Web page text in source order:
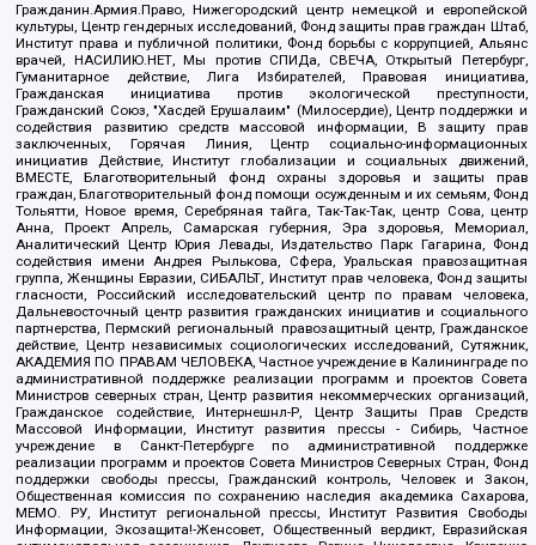
Гражданин.Армия.Право, Нижегородский центр немецкой и европейской
культуры, Центр гендерных исследований, Фонд защиты прав граждан Штаб,
Институт права и публичной политики, Фонд борьбы с коррупцией, Альянс
врачей, НАСИЛИЮ.НЕТ, Мы против СПИДа, СВЕЧА, Открытый Петербург,
Гуманитарное действие, Лига Избирателей, Правовая инициатива,
Гражданская инициатива против экологической преступности,
Гражданский Союз, "Хасдей Ерушалаим" (Милосердие), Центр поддержки и
содействия развитию средств массовой информации, В защиту прав
заключенных, Горячая Линия, Центр социально-информационных
инициатив Действие, Институт глобализации и социальных движений,
ВМЕСТЕ, Благотворительный фонд охраны здоровья и защиты прав
граждан, Благотворительный фонд помощи осужденным и их семьям, Фонд
Тольятти, Новое время, Серебряная тайга, Так-Так-Так, центр Сова, центр
Анна, Проект Апрель, Самарская губерния, Эра здоровья, Мемориал,
Аналитический Центр Юрия Левады, Издательство Парк Гагарина, Фонд
содействия имени Андрея Рылькова, Сфера, Уральская правозащитная
группа, Женщины Евразии, СИБАЛЬТ, Институт прав человека, Фонд защиты
гласности, Российский исследовательский центр по правам человека,
Дальневосточный центр развития гражданских инициатив и социального
партнерства, Пермский региональный правозащитный центр, Гражданское
действие, Центр независимых социологических исследований, Сутяжник,
АКАДЕМИЯ ПО ПРАВАМ ЧЕЛОВЕКА, Частное учреждение в Калининграде по
административной поддержке реализации программ и проектов Совета
Министров северных стран, Центр развития некоммерческих организаций,
Гражданское содействие, Интернешнл-Р, Центр Защиты Прав Средств
Массовой Информации, Институт развития прессы - Сибирь, Частное
учреждение в Санкт-Петербурге по административной поддержке
реализации программ и проектов Совета Министров Северных Стран, Фонд
поддержки свободы прессы, Гражданский контроль, Человек и Закон,
Общественная комиссия по сохранению наследия академика Сахарова,
МЕМО. РУ, Институт региональной прессы, Институт Развития Свободы
Информации, Экозащита!-Женсовет, Общественный вердикт, Евразийская